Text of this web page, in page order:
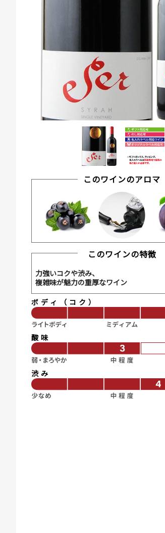
このワインのアロマ
このワインの特徴
力強いコクや渋み、
複雑味が魅力の重厚なワイン
ボディ（コク）
酸味
渋み